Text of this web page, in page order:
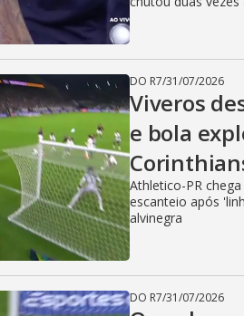
DO R7/31/07/2026
Viveros
e bola
Athletico-PR
escanteio após
alvinegra
DO R7/31/07/2026